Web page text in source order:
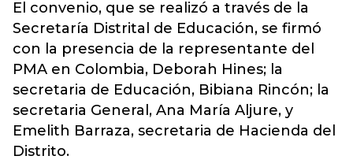
El convenio, que se realizó a través de la
Secretaría Distrital de Educación, se firmó
con la presencia de la representante del
PMA en Colombia, Deborah Hines; la
secretaria de Educación, Bibiana Rincón; la
secretaria General, Ana María Aljure, y
Emelith Barraza, secretaria de Hacienda del
Distrito.